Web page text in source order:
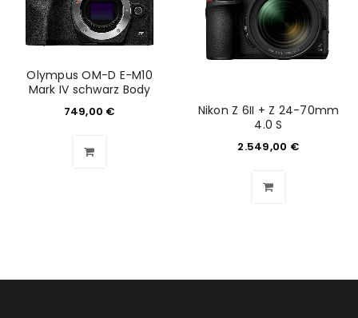
Anmeldeformular geschützt durch
WP Captcha
ANMELDEN
Olympus OM-D E-M10
Mark IV schwarz Body
749,00 €
Nikon Z 6II + Z 24-70mm
4.0 S
2.549,00 €